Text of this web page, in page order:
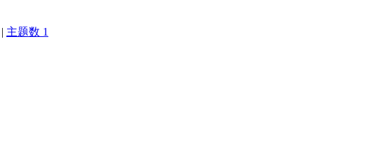
| 主题数 1